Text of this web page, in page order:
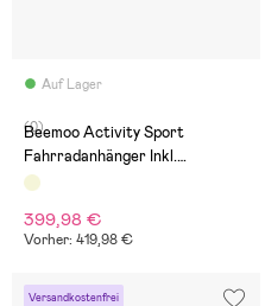
Auf Lager
(0)
Beemoo Activity Sport
Fahrradanhänger Inkl.
Regenschutz, Beige
399,98 €
Vorher: 419,98 €
Versandkostenfrei